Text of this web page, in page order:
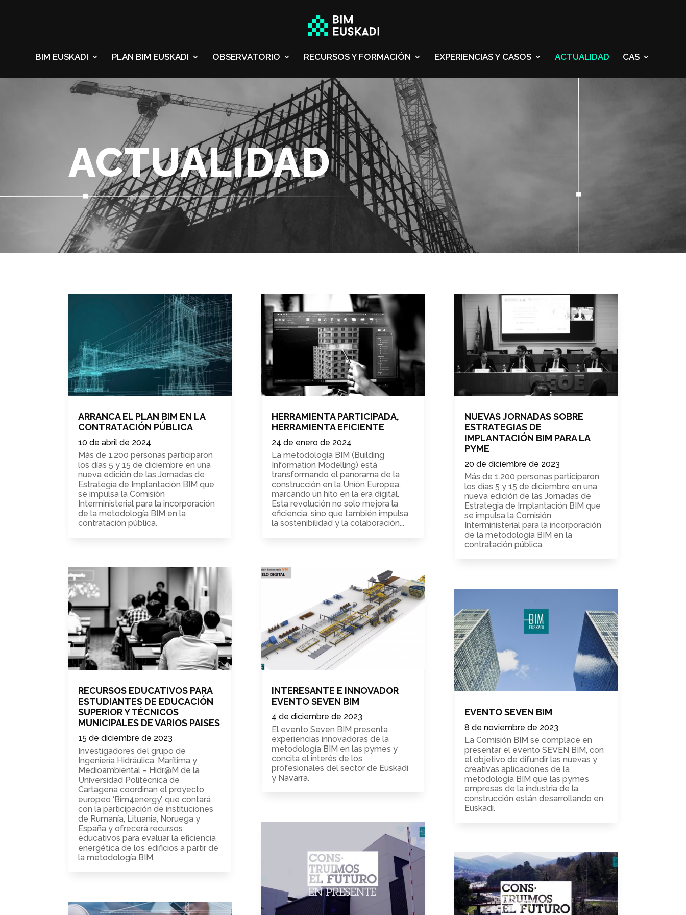
BIM EUSKADI PLAN BIM EUSKADI OBSERVATORIO RECURSOS Y FORMACIÓN EXPERIENCIAS Y CASOS ACTUALIDAD CAS
ACTUALIDAD
ARRANCA EL PLAN BIM EN LA
CONTRATACIÓN PÚBLICA
10 de abril de 2024
Más de 1.200 personas participaron
los días 5 y 15 de diciembre en una
nueva edición de las Jornadas de
Estrategia de Implantación BIM que
se impulsa la Comisión
Interministerial para la incorporación
de la metodología BIM en la
contratación pública.
RECURSOS EDUCATIVOS PARA
ESTUDIANTES DE EDUCACIÓN
SUPERIOR Y TÉCNICOS
MUNICIPALES DE VARIOS PAISES
15 de diciembre de 2023
Investigadores del grupo de
Ingeniería Hidráulica, Marítima y
Medioambiental – Hidr@M de la
Universidad Politécnica de
Cartagena coordinan el proyecto
europeo ‘Bim4energy’, que contará
con la participación de instituciones
de Rumanía, Lituania, Noruega y
España y ofrecerá recursos
educativos para evaluar la eficiencia
energética de los edificios a partir de
la metodología BIM.
HERRAMIENTA PARTICIPADA,
HERRAMIENTA EFICIENTE
24 de enero de 2024
La metodología BIM (Building
Information Modelling) está
transformando el panorama de la
construcción en la Unión Europea,
marcando un hito en la era digital.
Esta revolución no solo mejora la
eficiencia, sino que también impulsa
la sostenibilidad y la colaboración...
INTERESANTE E INNOVADOR
EVENTO SEVEN BIM
4 de diciembre de 2023
El evento Seven BIM presenta
experiencias innovadoras de la
metodología BIM en las pymes y
concita el interés de los
profesionales del sector de Euskadi
y Navarra.
NUEVAS JORNADAS SOBRE
ESTRATEGIAS DE
IMPLANTACIÓN BIM PARA LA
PYME
20 de diciembre de 2023
Más de 1.200 personas participaron
los días 5 y 15 de diciembre en una
nueva edición de las Jornadas de
Estrategia de Implantación BIM que
se impulsa la Comisión
Interministerial para la incorporación
de la metodología BIM en la
contratación pública.
EVENTO SEVEN BIM
8 de noviembre de 2023
La Comisión BIM se complace en
presentar el evento SEVEN BIM, con
el objetivo de difundir las nuevas y
creativas aplicaciones de la
metodología BIM que las pymes
empresas de la industria de la
construcción están desarrollando en
Euskadi.